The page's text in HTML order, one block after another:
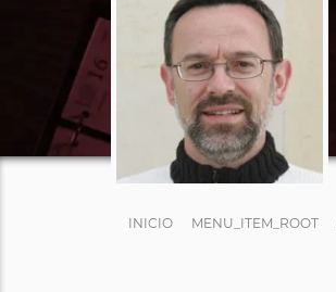
INICIO MENU_ITEM_ROOT